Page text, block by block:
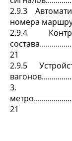
2.9.3
номера
2.9.4
21
2.9.5
3.
21